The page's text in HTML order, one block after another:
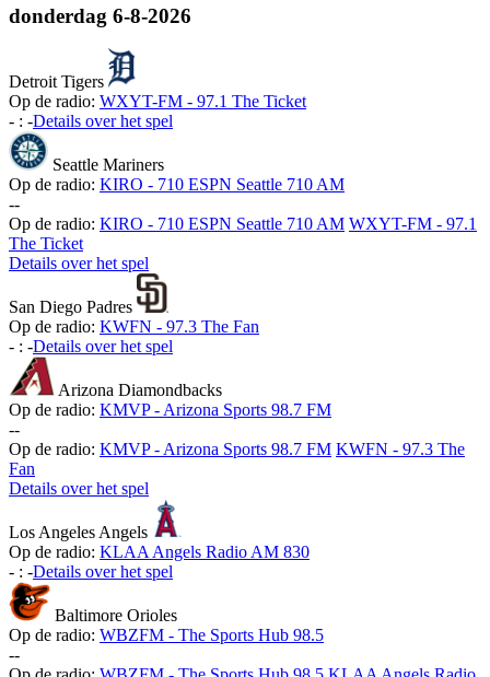
donderdag 6-8-2026
Detroit Tigers
Op de radio: WXYT-FM - 97.1 The Ticket
- : -Details over het spel
Seattle Mariners
Op de radio: KIRO - 710 ESPN Seattle 710 AM
--
Op de radio: KIRO - 710 ESPN Seattle 710 AM WXYT-FM - 97.1
The Ticket
Details over het spel
San Diego Padres
Op de radio: KWFN - 97.3 The Fan
- : -Details over het spel
Arizona Diamondbacks
Op de radio: KMVP - Arizona Sports 98.7 FM
--
Op de radio: KMVP - Arizona Sports 98.7 FM KWFN - 97.3 The
Fan
Details over het spel
Los Angeles Angels
Op de radio: KLAA Angels Radio AM 830
- : -Details over het spel
Baltimore Orioles
Op de radio: WBZFM - The Sports Hub 98.5
--